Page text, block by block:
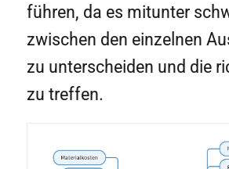
führen, da es mitunter
zwischen den einzelnen
zu unterscheiden und die
zu treffen.